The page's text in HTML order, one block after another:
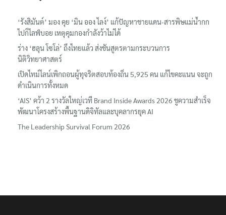
‘รังสิมันต์’ มอง คุย ‘มิน ออง ไลง์’ แก้ปัญหาชายแดน-สารพิษแม่น้ำกก
ไปก็ไลฟ์บอย เหตุคุมกองกำลังว้าไม่ได้
ร่าง ‘ฮลุน โซโล่’ ถึงไทยแล้ว ส่งชันสูตรตามกระบวนการ
นิติวิทยาศาสตร์
เปิดไทม์ไลน์เพิกถอนผู้ทุจริตสอบท้องถิ่น 5,925 คน แก้ไขคะแนน จะถูก
ดำเนินการทั้งหมด
‘AIS’ คว้า 2 รางวัลใหญ่เวที Brand Inside Awards 2026 ชูความสำเร็จ
พัฒนาโครงสร้างพื้นฐานดิจิทัลและบุคลากรยุค AI
The Leadership Survival Forum 2026